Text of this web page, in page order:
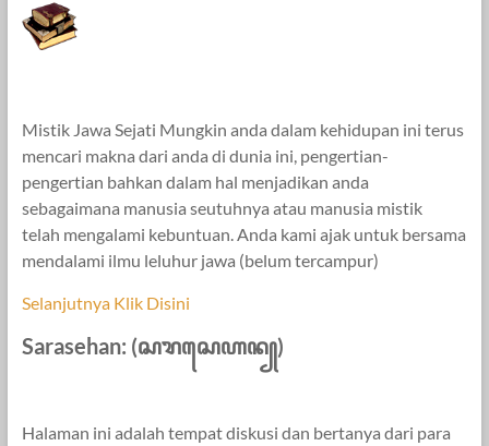
Mistik Jawa Sejati Mungkin anda dalam kehidupan ini terus
mencari makna dari anda di dunia ini, pengertian-
pengertian bahkan dalam hal menjadikan anda
sebagaimana manusia seutuhnya atau manusia mistik
telah mengalami kebuntuan. Anda kami ajak untuk bersama
mendalami ilmu leluhur jawa (belum tercampur)
Selanjutnya Klik Disini
Sarasehan: (ꦱꦫꦱꦺꦲꦤ꧀)
Halaman ini adalah tempat diskusi dan bertanya dari para